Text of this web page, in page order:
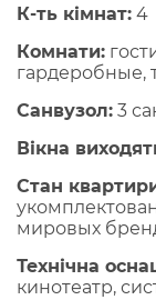
К-ть кімнат: 4
Комнати:
гардеробные,
Санвузол: 3
Вікна
Стан
мировых
Технічна
кинотеатр,